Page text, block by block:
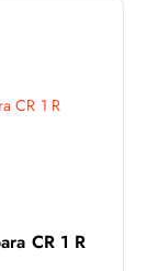
CR 1 R